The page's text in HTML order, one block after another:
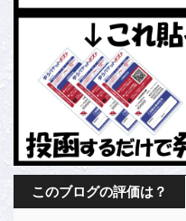
このブログの評価は？